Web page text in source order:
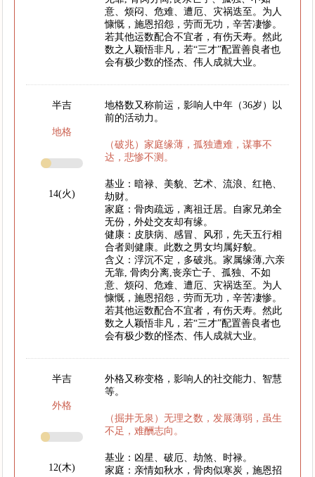
意、烦闷、危难、遭厄、灾祸迭至。为人
慷慨，施恩招怨，劳而无功，辛苦凄惨。
若其他运数配合不宜者，有伤天寿。然此
数之人颖悟非凡，若“三才”配置善良者也
会有极少数的怪杰、伟人成就大业。
半吉
地格
14(火)
地格数又称前运，影响人中年（36岁）以
前的活动力。
（破兆）家庭缘薄，孤独遭难，谋事不
达，悲惨不测。
基业：暗禄、美貌、艺术、流浪、红艳、
劫财。
家庭：骨肉疏远，离祖迁居。自家兄弟全
无份，外处交友却有缘。
健康：皮肤病、感冒、风邪，先天五行相
合者则健康。此数之男女均属好貌。
含义：浮沉不定，多破兆。家属缘薄,六亲
无靠, 骨肉分离,丧亲亡子、孤独、不如
意、烦闷、危难、遭厄、灾祸迭至。为人
慷慨，施恩招怨，劳而无功，辛苦凄惨。
若其他运数配合不宜者，有伤天寿。然此
数之人颖悟非凡，若“三才”配置善良者也
会有极少数的怪杰、伟人成就大业。
半吉
外格
12(木)
外格又称变格，影响人的社交能力、智慧
等。
（掘井无泉）无理之数，发展薄弱，虽生
不足，难酬志向。
基业：凶星、破厄、劫煞、时禄。
家庭：亲情如秋水，骨肉似寒炭，施恩招